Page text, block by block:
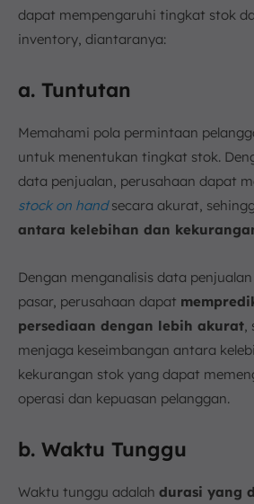
dapat mempengaruhi tingkat stok
inventory, diantaranya:
a. Tuntutan
Memahami pola permintaan
untuk menentukan tingkat stok.
data penjualan, perusahaan dapat
stock on handsecara akurat,
antara kelebihan dan
Dengan menganalisis data
pasar, perusahaan dapat
persediaan dengan lebih akurat
menjaga keseimbangan antara
kekurangan stok yang dapat
operasi dan kepuasan pelanggan.
b. Waktu Tunggu
Waktu tunggu adalah durasi yang